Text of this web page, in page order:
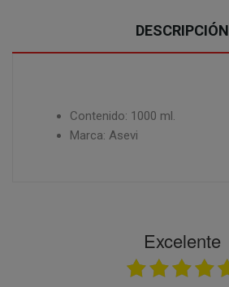
DESCRIPCIÓN
Contenido: 1000 ml.
Marca: Asevi
Excelente